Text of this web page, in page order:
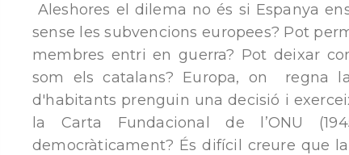
Aleshores el dilema no és si Espanya
sense les subvencions europees? Pot
membres entri en guerra? Pot deixar
som els catalans? Europa, on regna
d'habitants prenguin una decisió i
la Carta Fundacional de l’ONU
democràticament? És difícil creure que